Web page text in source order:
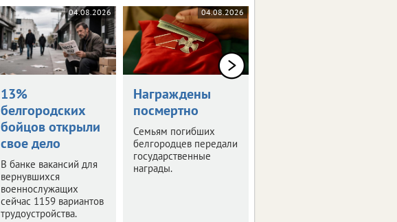
04.08.2026
13%
белгородских
бойцов открыли
свое дело
В банке вакансий для
вернувшихся
военнослужащих
сейчас 1159 вариантов
трудоустройства.
04.08.2026
Награждены
посмертно
Семьям погибших
белгородцев передали
государственные
награды.